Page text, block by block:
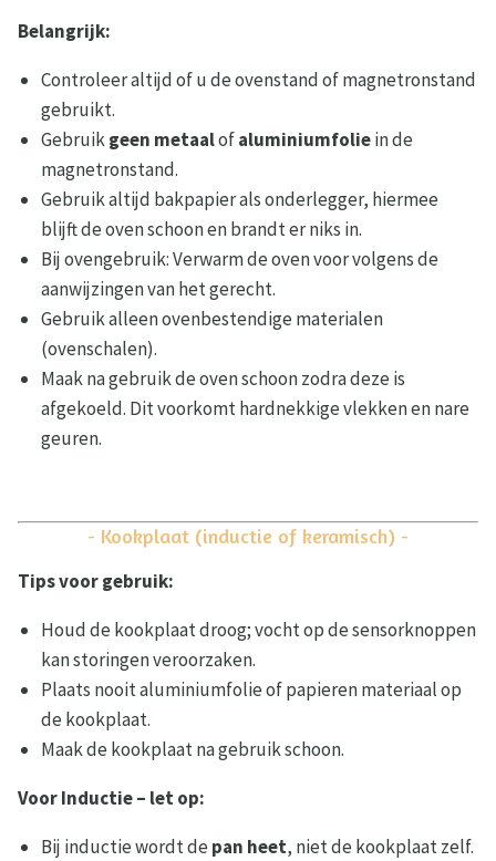
Belangrijk:
Controleer altijd of u de ovenstand of magnetronstand
gebruikt.
Gebruikgeen metaalofaluminiumfoliein de
magnetronstand.
Gebruik altijd bakpapier als onderlegger, hiermee
blijft de oven schoon en brandt er niks in.
Bij ovengebruik: Verwarm de oven voor volgens de
aanwijzingen van het gerecht.
Gebruik alleen ovenbestendige materialen
(ovenschalen).
Maak na gebruik de oven schoon zodra deze is
afgekoeld. Dit voorkomt hardnekkige vlekken en nare
geuren.
- Kookplaat (inductie of keramisch) -
Tips voor gebruik:
Houd de kookplaat droog; vocht op de sensorknoppen
kan storingen veroorzaken.
Plaats nooit aluminiumfolie of papieren materiaal op
de kookplaat.
Maak de kookplaat na gebruik schoon.
Voor Inductie – let op:
Bij inductie wordt de pan heet, niet de kookplaat zelf.